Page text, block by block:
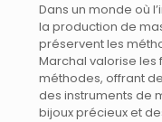
Dans un monde où
la production de
préservent les
Marchal valorise
méthodes, offrant
des instruments de
bijoux précieux et